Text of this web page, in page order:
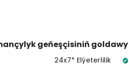
geňeşçisiniň goldawy
24x7* Elýeterlilik